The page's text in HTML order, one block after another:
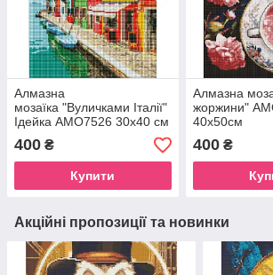
Алмазна
мозаїка "Вуличками Італії"
Ідейка AMO7526 30х40 см
400 ₴
Купити
Алмазна
жоржини"
40х50см
400₴
Акційні пропозиції та новинки